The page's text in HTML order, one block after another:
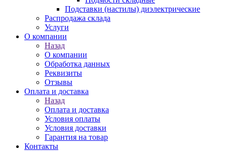
Подставки (настилы) диэлектрические
Распродажа склада
Услуги
О компании
Назад
О компании
Обработка данных
Реквизиты
Отзывы
Оплата и доставка
Назад
Оплата и доставка
Условия оплаты
Условия доставки
Гарантия на товар
Контакты